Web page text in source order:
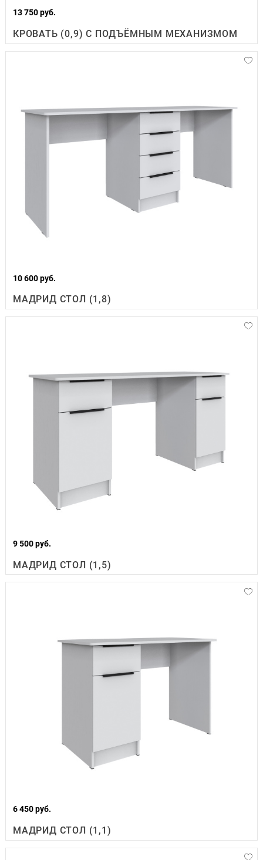
13 750 руб.
КРОВАТЬ (0,9) С ПОДЪЁМНЫМ МЕХАНИЗМОМ
10 600 руб.
МАДРИД СТОЛ (1,8)
9 500 руб.
МАДРИД СТОЛ (1,5)
6 450 руб.
МАДРИД СТОЛ (1,1)